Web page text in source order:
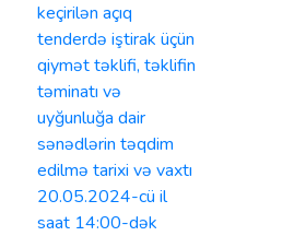
keçirilən açıq
tenderdə iştirak üçün
qiymət təklifi, təklifin
təminatı və
uyğunluğa dair
sənədlərin təqdim
edilmə tarixi və vaxtı
20.05.2024-cü il
saat 14:00-dək